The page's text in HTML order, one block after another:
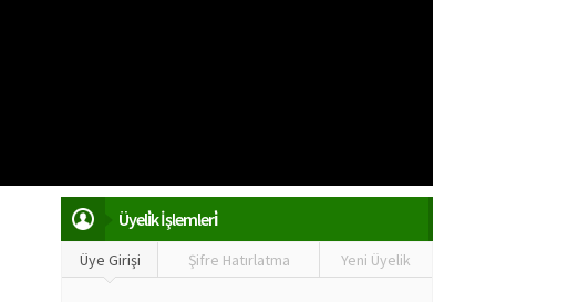
Üyeli̇k İşlemleri̇
Üye Girişi Şifre Hatırlatma Yeni Üyelik